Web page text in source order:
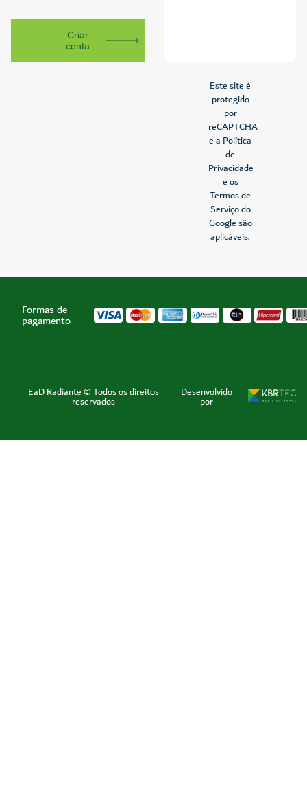
Criar
conta
Este site é
protegido
por
reCAPTCHA
e a Política
de
Privacidade
e os
Termos de
Serviço do
Google são
aplicáveis.
Formas de
pagamento
EaD Radiante © Todos os direitos
reservados
Desenvolvido
por